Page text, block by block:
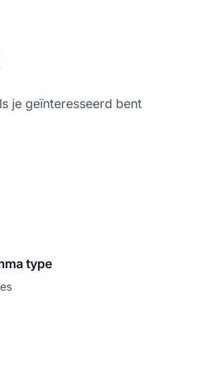
je geïnteresseerd bent
type